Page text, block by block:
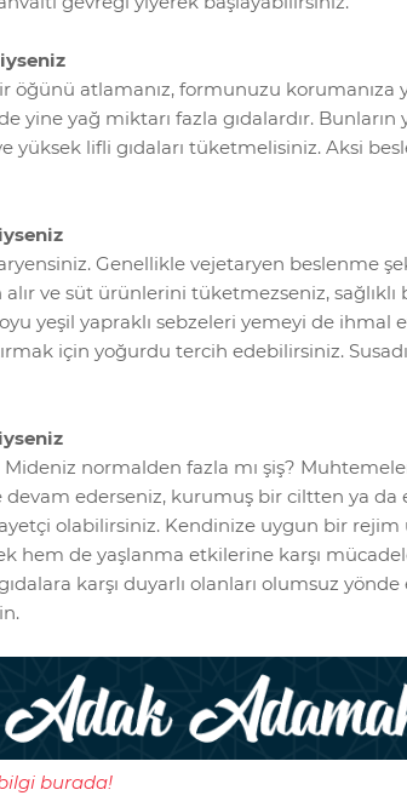
öğünü atlamanız, formunuzu korumanıza
yine yağ miktarı fazla gıdalardır. Bunların
yüksek lifli gıdaları tüketmelisiniz. Aksi
Genellikle vejetaryen beslenme
ve süt ürünlerini tüketmezseniz, sağlıklı
yeşil yapraklı sebzeleri yemeyi de ihmal
için yoğurdu tercih edebilirsiniz.
Mideniz normalden fazla mı şiş?
devam ederseniz, kurumuş bir ciltten ya
olabilirsiniz. Kendinize uygun bir rejim
hem de yaşlanma etkilerine karşı
karşı duyarlı olanları olumsuz
burada!